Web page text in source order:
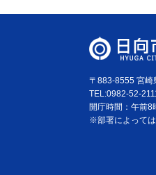
〒883-8555 宮崎
TEL:0982-52-
開庁時間：午前
※部署によっては